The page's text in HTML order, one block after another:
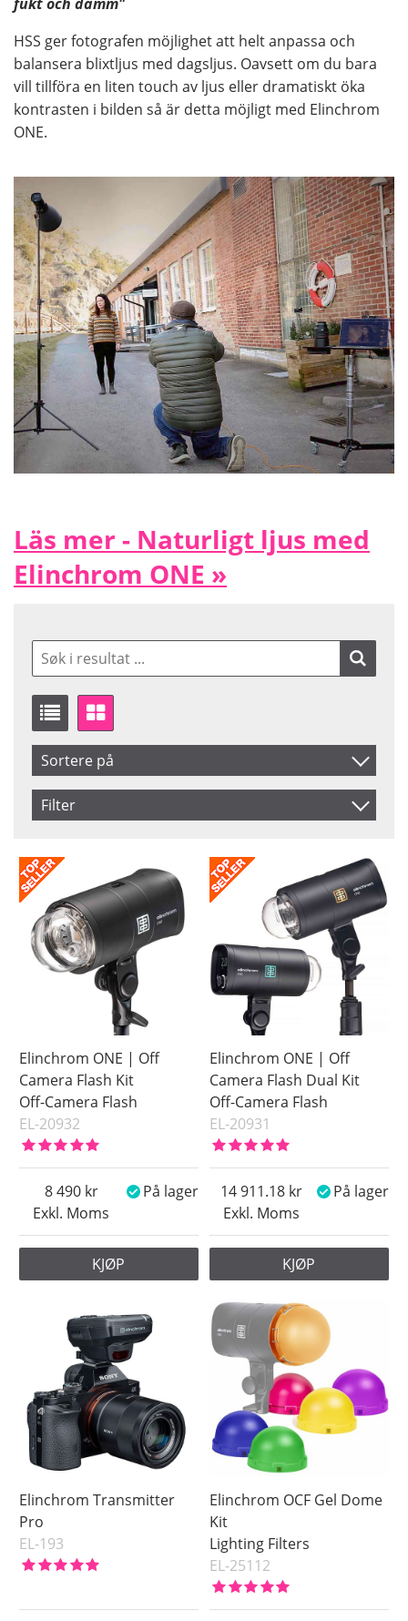
HSS ger fotografen möjlighet att helt anpassa och
balansera blixtljus med dagsljus. Oavsett om du bara
vill tillföra en liten touch av ljus eller dramatiskt öka
kontrasten i bilden så är detta möjligt med Elinchrom
ONE.
Läs mer - Naturligt ljus med
Elinchrom ONE »
Sortere på
Artikelkod
Filter
Pris
På lager
Elinchrom ONE | Off
Camera Flash Kit
Off-Camera Flash
EL-20932
Exkl. Moms
8 490 På lager
KJØP
Elinchrom ONE | Off
Camera Flash Dual Kit
Off-Camera Flash
EL-20931
Exkl. Moms
14 911.18 På lager
KJØP
Elinchrom Transmitter
Pro
EL-193
Elinchrom OCF Gel Dome
Kit
Lighting Filters
EL-25112